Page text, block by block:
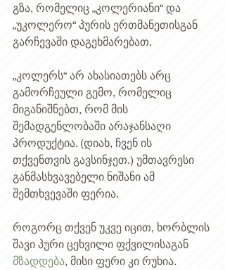
გზა, რომელიც „კოლერიანი“ და
„უკოლერო“ პურის ერთმანეთისგან
გარჩევაში დაგეხმარებათ.
„კოლერს“ არ ახასიათებს არც
გამორჩეული გემო, რომელიც
მიგანიშნებთ, რომ მის
შემადგენლობაში არაჯანსაღი
პროდუქტია. (დიახ, ჩვენ ის
თქვენთვის გავსინჯეთ.) უმთავრესი
განმასხვავებელი ნიშანი ამ
შემთხვევაში ფერია.
როგორც თქვენ უკვე იცით, ხორბლის
შავი პური ცეხვილი ფქვილისაგან
მზადდება, მისი ფერი კი რუხია.